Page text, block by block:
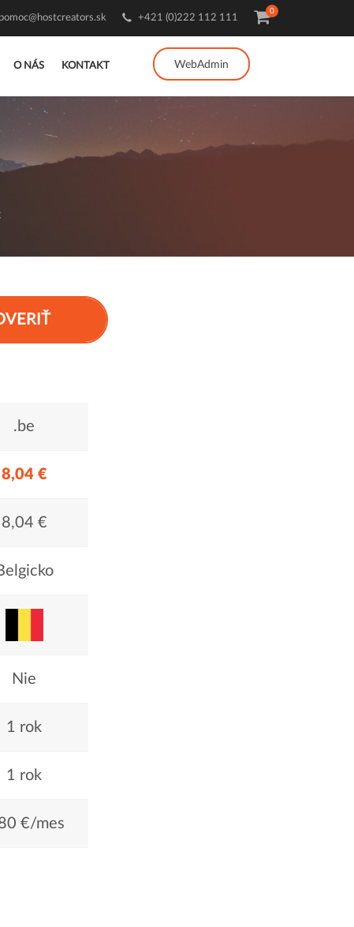
O NÁS KONTAKT WebAdmin
pomoc@hostcreators.sk +421 (0)222 112 111
0
.be
8,04 €
8,04 €
Nie
1 rok
1 rok
€/mes